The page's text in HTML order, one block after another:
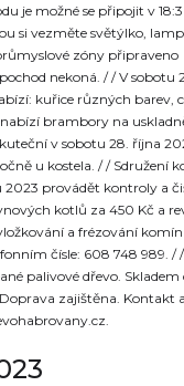
je možné se připojit v
si vezměte světýlko,
zóny připraveno
nekoná. / / V sobotu
kuřice různých barev,
brambory na
v sobotu 28. října
u kostela. / / Sdružení
2023 provádět kontroly a
kotlů za 450 Kč a
a frézování
čísle: 608 748 989. / /
palivové dřevo. Skladem
zajištěna. Kontakt